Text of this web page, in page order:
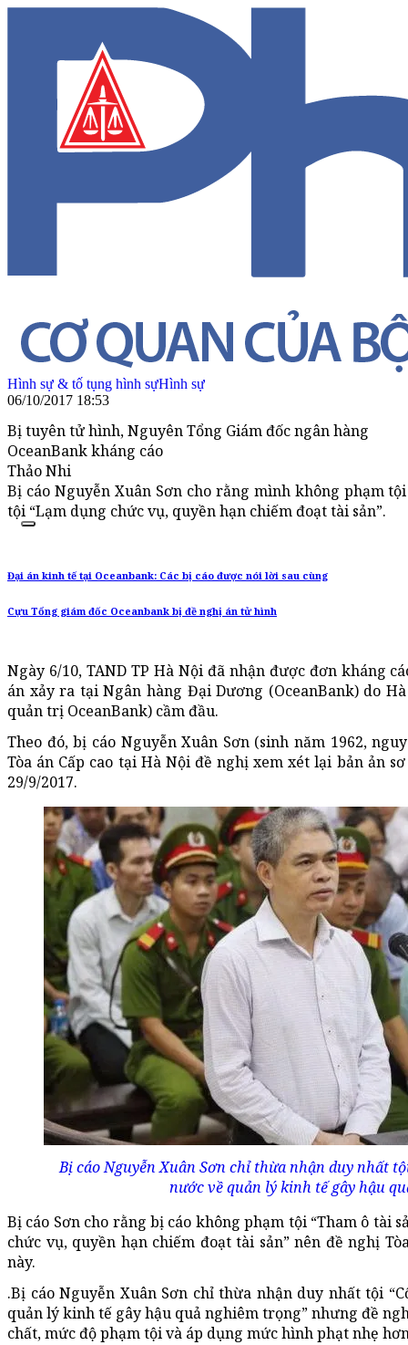
Hình sự & tố tụng hình sựHình sự
06/10/2017 18:53
Bị tuyên tử hình, Nguyên Tổng Giám đốc ngân hàng
OceanBank kháng cáo
Thảo Nhi
Bị cáo Nguyễn Xuân Sơn cho rằng mình không phạm
tội “Lạm dụng chức vụ, quyền hạn chiếm đoạt tài sản”.
Đại án kinh tế tại Oceanbank: Các bị cáo được nói lời sau cùng
Cựu Tổng giám đốc Oceanbank bị đề nghị án tử hình
Ngày 6/10, TAND TP Hà Nội đã nhận được đơn kháng
án xảy ra tại Ngân hàng Đại Dương (OceanBank) do
quản trị OceanBank) cầm đầu.
Theo đó, bị cáo Nguyễn Xuân Sơn (sinh năm 1962,
Tòa án Cấp cao tại Hà Nội đề nghị xem xét lại bản ản
29/9/2017.
Bị cáo Nguyễn Xuân Sơn chỉ thừa nhận duy nhất
nước về quản lý kinh tế gây hậu
Bị cáo Sơn cho rằng bị cáo không phạm tội “Tham ô tài
chức vụ, quyền hạn chiếm đoạt tài sản” nên đề nghị
này.
.Bị cáo Nguyễn Xuân Sơn chỉ thừa nhận duy nhất tội
quản lý kinh tế gây hậu quả nghiêm trọng” nhưng đề
chất, mức độ phạm tội và áp dụng mức hình phạt nhẹ